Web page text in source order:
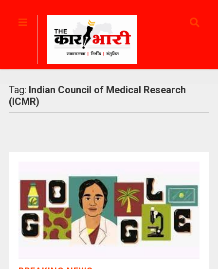
Tag: Indian Council of Medical Research
(ICMR)